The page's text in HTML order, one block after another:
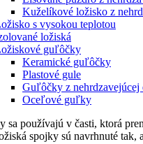
Kuželíkové ložisko z
s vysokou teplotou
ložiská
guľôčky
Keramické guľôčky
Plastové gule
Guľôčky z nehrdzavejúcej
Oceľové guľky
sa používajú v časti, ktorá
spojky sú navrhnuté tak,